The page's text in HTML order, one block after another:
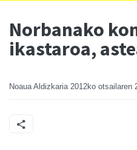
Norbanako
ikastaroa,
Noaua Aldizkaria 2012ko otsailaren